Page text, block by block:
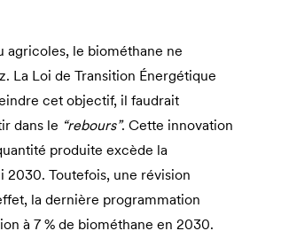
agricoles, le biométhane ne
La Loi de Transition Énergétique
cet objectif, il faudrait
dans le “rebours”. Cette innovation
produite excède la
2030. Toutefois, une révision
la dernière programmation
à 7 % de biométhane en 2030.